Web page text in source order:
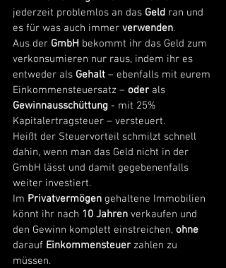
jederzeit problemlos an das Geld ran und
es für was auch immer verwenden.
Aus der GmbH bekommt ihr das Geld zum
verkonsumieren nur raus, indem ihr es
entweder als Gehalt – ebenfalls mit eurem
Einkommensteuersatz – oder als
Gewinnausschüttung - mit 25%
Kapitalertragsteuer – versteuert.
Heißt der Steuervorteil schmilzt schnell
dahin, wenn man das Geld nicht in der
GmbH lässt und damit gegebenenfalls
weiter investiert.
Im Privatvermögen gehaltene Immobilien
könnt ihr nach 10 Jahren verkaufen und
den Gewinn komplett einstreichen, ohne
darauf Einkommensteuer zahlen zu
müssen.